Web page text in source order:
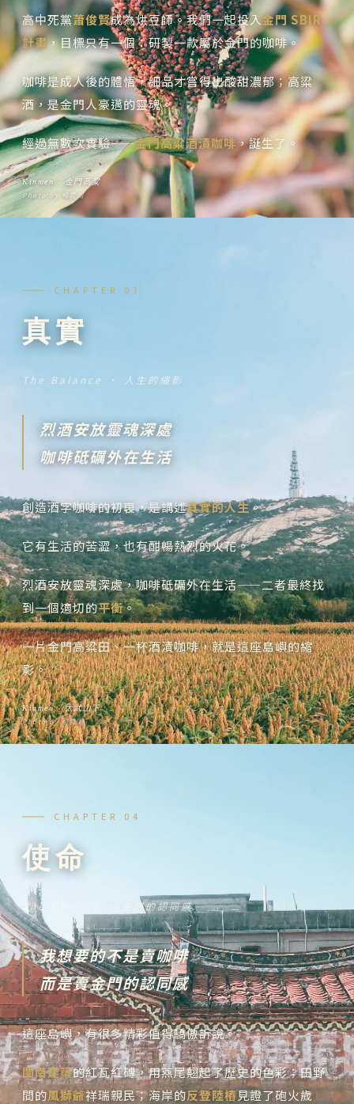
Kinmen ‧ 金門高粱
Photo by 楊雲瀚
高中死黨蕭俊賢成為烘豆師。我們一起投入金門 SBIR
計畫，目標只有一個：研製一款屬於金門的咖啡。
咖啡是成人後的體悟，細品才嘗得出酸甜濃郁；高粱
酒，是金門人豪邁的靈魂。
經過無數次實驗——金門高粱酒漬咖啡，誕生了。
Kinmen ‧ 太武山下
Photo by 楊雲瀚
CHAPTER 03
真實
The Balance ‧ 人生的縮影
烈酒安放靈魂深處
咖啡砥礪外在生活
創造酒字咖啡的初衷，是講述真實的人生。
它有生活的苦澀，也有酣暢熱烈的火花。
烈酒安放靈魂深處，咖啡砥礪外在生活——二者最終找
到一個適切的平衡。
一片金門高粱田、一杯酒漬咖啡，就是這座島嶼的縮
影。
CHAPTER 04
使命
The Mission ‧ 金門的認同感
我想要的不是賣咖啡
而是賣金門的認同感
這座島嶼，有很多精彩值得驕傲訴說。
閩南建築的紅瓦紅磚，用燕尾翹起了歷史的色彩；田野
間的風獅爺祥瑞親民；海岸的反登陸樁見證了砲火歲